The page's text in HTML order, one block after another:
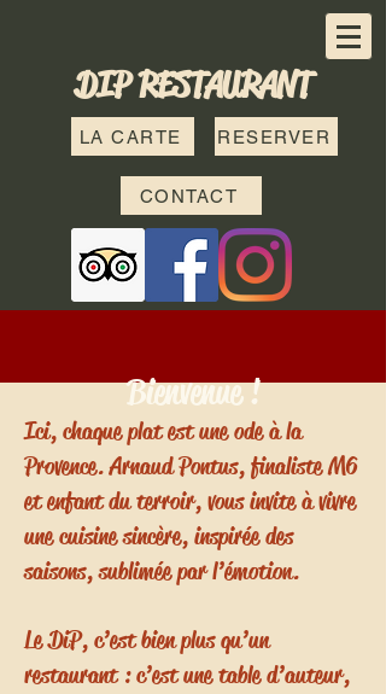
DIP RESTAURANT
LA CARTE RESERVER
CONTACT
Ici, chaque plat est une ode à la
Provence. Arnaud Pontus, finaliste M6
et enfant du terroir, vous invite à vivre
une cuisine sincère, inspirée des
saisons, sublimée par l’émotion.
Le DiP, c’est bien plus qu’un
restaurant : c’est une table d’auteur,
Bienvenue !